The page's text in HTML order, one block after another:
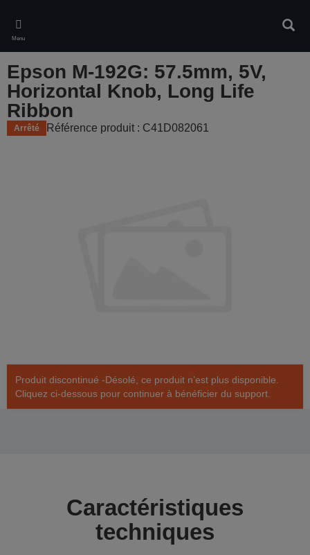
main
content
Menu
Epson M-192G: 57.5mm, 5V,
Horizontal Knob, Long Life
Ribbon
Arrêté Référence produit : C41D082061
Produit discontinué -Désolé, ce produit n’est plus disponible.
Cliquez ci-dessous pour continuer à bénéficier du support.
Caractéristiques
techniques